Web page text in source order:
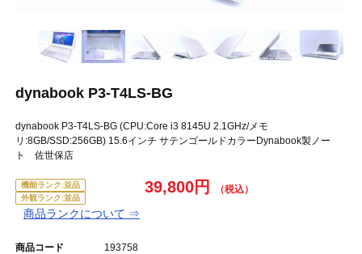
dynabook P3-T4LS-BG
dynabook P3-T4LS-BG (CPU:Core i3 8145U 2.1GHz/メモ
リ:8GB/SSD:256GB) 15.6インチ サテンゴールドカラーDynabook製ノー
ト 佐世保店
機能ランク:並品
外観ランク:並品
商品ランクについて ⇒
39,800円
商品コード 193758